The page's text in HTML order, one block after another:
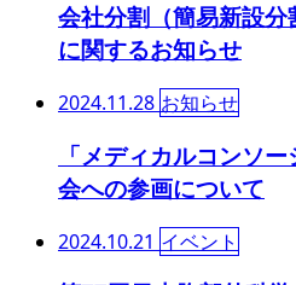
会社分割（簡易新設
に関するお知らせ
2024.11.28 お知らせ
「メディカルコンソ
会への参画について
2024.10.21 イベント